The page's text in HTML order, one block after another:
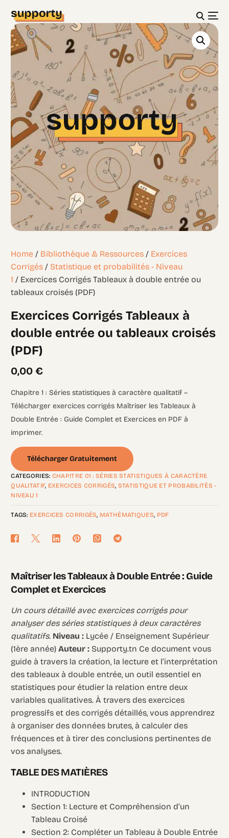
Home / Bibliothèque & Ressources / Exercices
Corrigés / Statistique et probabilités - Niveau
1 / Exercices Corrigés Tableaux à double entrée ou
tableaux croisés (PDF)
Exercices Corrigés Tableaux à
double entrée ou tableaux croisés
(PDF)
0,00€
Chapitre 1 : Séries statistiques à caractère qualitatif –
Télécharger exercices corrigés Maîtriser les Tableaux à
Double Entrée : Guide Complet et Exercices en PDF à
imprimer.
Télécharger Gratuitement
CATEGORIES: CHAPITRE 01 : SÉRIES STATISTIQUES À CARACTÈRE
QUALITATIF, EXERCICES CORRIGÉS, STATISTIQUE ET PROBABILITÉS -
NIVEAU 1
TAGS: EXERCICES CORRIGÉS, MATHÉMATIQUES, PDF
Maîtriser les Tableaux à Double Entrée : Guide
Complet et Exercices
Un cours détaillé avec exercices corrigés pour
analyser des séries statistiques à deux caractères
qualitatifs. Niveau : Lycée / Enseignement Supérieur
(1ère année)Auteur : Supporty.tn Ce document vous
guide à travers la création, la lecture et l’interprétation
des tableaux à double entrée, un outil essentiel en
statistiques pour étudier la relation entre deux
variables qualitatives. À travers des exercices
progressifs et des corrigés détaillés, vous apprendrez
à organiser des données brutes, à calculer des
fréquences et à tirer des conclusions pertinentes de
vos analyses.
TABLE DES MATIÈRES
INTRODUCTION
Section 1: Lecture et Compréhension d’un
Tableau Croisé
Section 2: Compléter un Tableau à Double Entrée